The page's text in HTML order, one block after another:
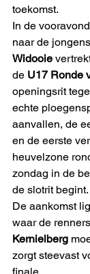
toekomst.
In de
naar de
Widooie
de U17 Ronde
openingsrit
echte
aanvallen, de
en de eerste
heuvelzone
zondag in de
de slotrit begint.
De aankomst
waar de
Kernielberg
zorgt steevast